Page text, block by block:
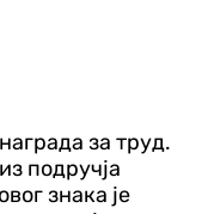
за труд.
подручја
знака је